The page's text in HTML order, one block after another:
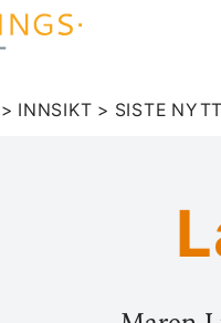
> INNSIKT > SISTE NYTT